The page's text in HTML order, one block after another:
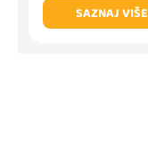
SAZNAJ VIŠE